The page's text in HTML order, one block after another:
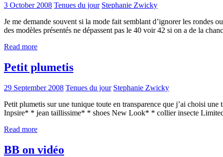
3 October 2008 Tenues du jour Stephanie Zwicky
Je me demande souvent si la mode fait semblant d’ignorer les rondes
des modèles présentés ne dépassent pas le 40 voir 42 si on a de la
Read more
Petit plumetis
29 September 2008 Tenues du jour Stephanie Zwicky
Petit plumetis sur une tunique toute en transparence que j’ai choisi
Inpsire* * jean taillissime* * shoes New Look* * collier insecte
Read more
BB on vidéo